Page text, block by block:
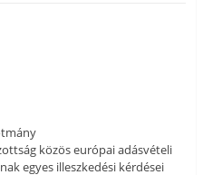
közös európai adásvételi
egyes illeszkedési kérdései